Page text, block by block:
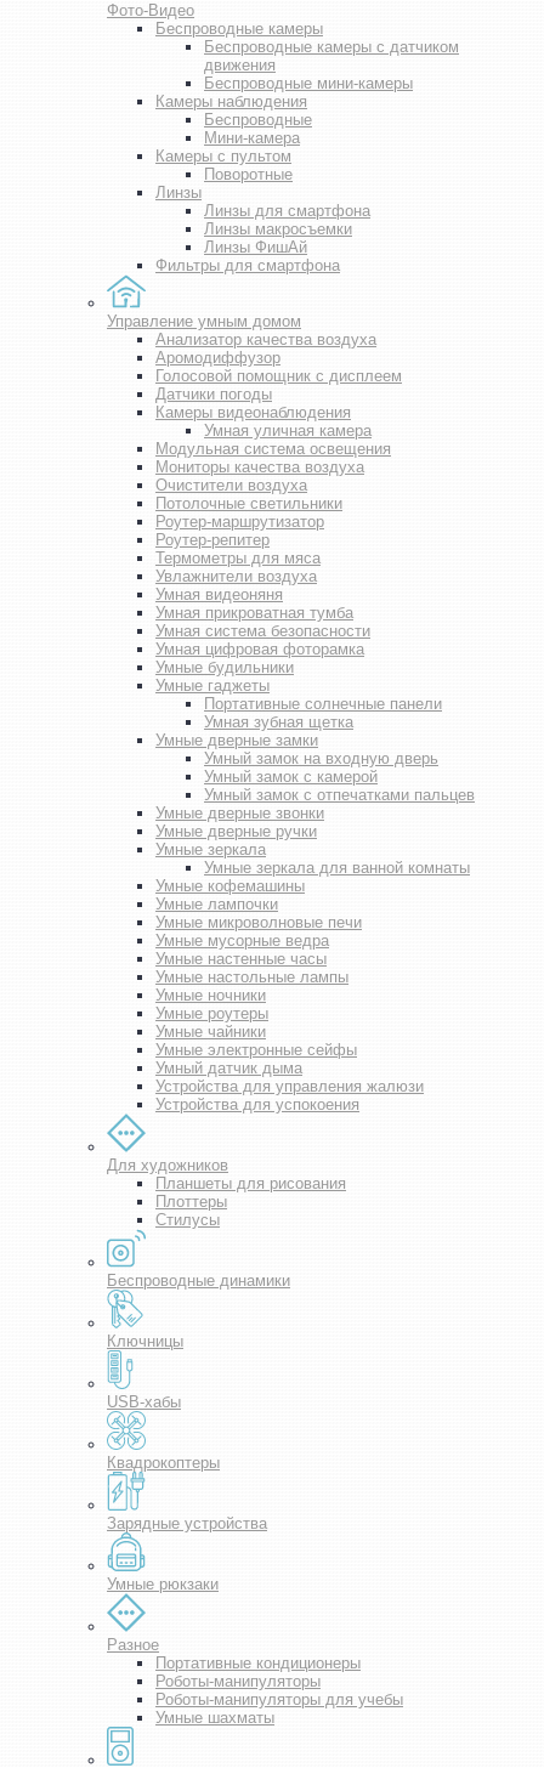
Фото-Видео
Беспроводные камеры
Беспроводные камеры с датчиком
движения
Беспроводные мини-камеры
Камеры наблюдения
Беспроводные
Мини-камера
Камеры с пультом
Поворотные
Линзы
Линзы для смартфона
Линзы макросъемки
Линзы ФишАй
Фильтры для смартфона
Управление умным домом
Анализатор качества воздуха
Аромодиффузор
Голосовой помощник с дисплеем
Датчики погоды
Камеры видеонаблюдения
Умная уличная камера
Модульная система освещения
Мониторы качества воздуха
Очистители воздуха
Потолочные светильники
Роутер-маршрутизатор
Роутер-репитер
Термометры для мяса
Увлажнители воздуха
Умная видеоняня
Умная прикроватная тумба
Умная система безопасности
Умная цифровая фоторамка
Умные будильники
Умные гаджеты
Портативные солнечные панели
Умная зубная щетка
Умные дверные замки
Умный замок на входную дверь
Умный замок с камерой
Умный замок с отпечатками пальцев
Умные дверные звонки
Умные дверные ручки
Умные зеркала
Умные зеркала для ванной комнаты
Умные кофемашины
Умные лампочки
Умные микроволновые печи
Умные мусорные ведра
Умные настенные часы
Умные настольные лампы
Умные ночники
Умные роутеры
Умные чайники
Умные электронные сейфы
Умный датчик дыма
Устройства для управления жалюзи
Устройства для успокоения
Для художников
Планшеты для рисования
Плоттеры
Стилусы
Беспроводные динамики
Ключницы
USB-хабы
Квадрокоптеры
Зарядные устройства
Умные рюкзаки
Разное
Портативные кондиционеры
Роботы-манипуляторы
Роботы-манипуляторы для учебы
Умные шахматы